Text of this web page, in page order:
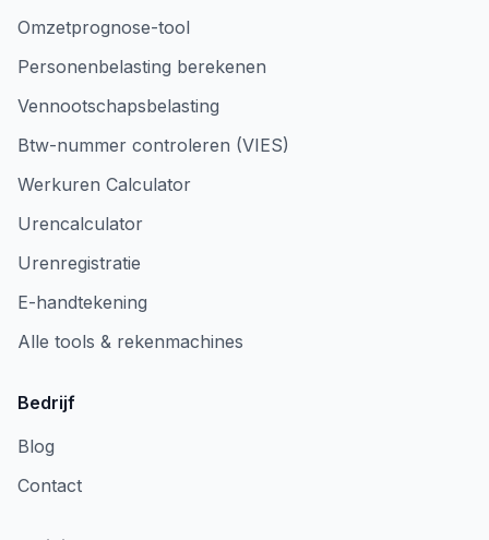
Omzetprognose-tool
Personenbelasting berekenen
Vennootschapsbelasting
Btw-nummer controleren (VIES)
Werkuren Calculator
Urencalculator
Urenregistratie
E-handtekening
Alle tools & rekenmachines
Bedrijf
Blog
Contact